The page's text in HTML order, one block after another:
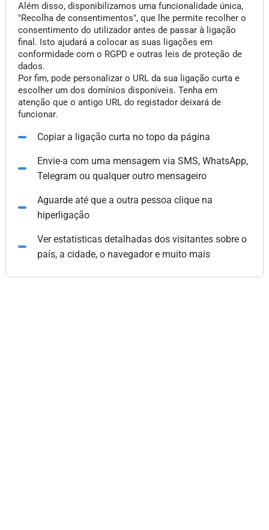
Além disso, disponibilizamos uma funcionalidade única,
"Recolha de consentimentos", que lhe permite recolher o
consentimento do utilizador antes de passar à ligação
final. Isto ajudará a colocar as suas ligações em
conformidade com o RGPD e outras leis de proteção de
dados.
Por fim, pode personalizar o URL da sua ligação curta e
escolher um dos domínios disponíveis. Tenha em
atenção que o antigo URL do registador deixará de
funcionar.
Copiar a ligação curta no topo da página
Envie-a com uma mensagem via SMS, WhatsApp,
Telegram ou qualquer outro mensageiro
Aguarde até que a outra pessoa clique na
hiperligação
Ver estatísticas detalhadas dos visitantes sobre o
país, a cidade, o navegador e muito mais